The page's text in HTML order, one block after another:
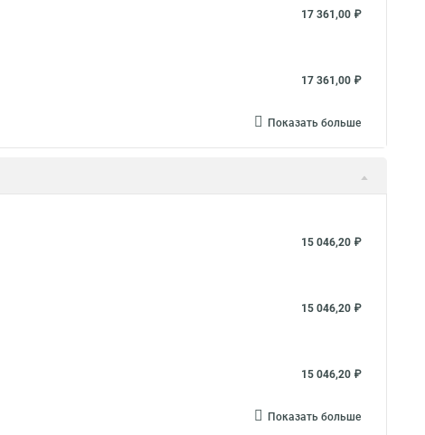
17 361,00 ₽
17 361,00 ₽
Показать больше
15 046,20 ₽
15 046,20 ₽
15 046,20 ₽
Показать больше